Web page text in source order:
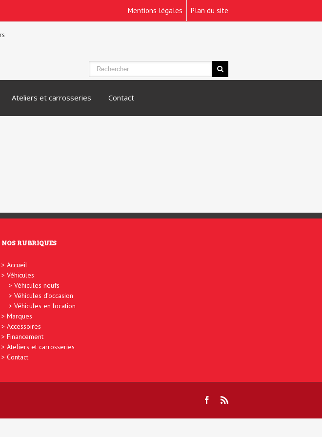
Mentions légales Plan du site
Ateliers et carrosseries Contact
NOS RUBRIQUES
Accueil
Véhicules
Véhicules neufs
Véhicules d’occasion
Véhicules en location
Marques
Accessoires
Financement
Ateliers et carrosseries
Contact